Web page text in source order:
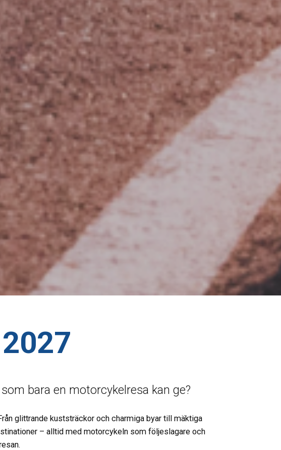
bara en motorcykelresa kan ge?
glittrande kuststräckor och charmiga byar till mäktiga
– alltid med motorcykeln som följeslagare och